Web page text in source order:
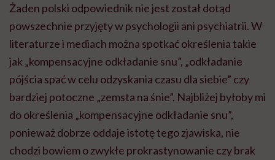
Żaden polski odpowiednik nie jest został dotąd
powszechnie przyjęty w psychologii ani psychiatrii. W
literaturze i mediach można spotkać określenia takie
jak „kompensacyjne odkładanie snu”, „odkładanie
pójścia spać w celu odzyskania czasu dla siebie” czy
bardziej potoczne „zemsta na śnie”. Najbliżej byłoby mi
do określenia „kompensacyjne odkładanie snu”,
ponieważ dobrze oddaje istotę tego zjawiska, nie
chodzi bowiem o zwykłe prokrastynowanie czy brak